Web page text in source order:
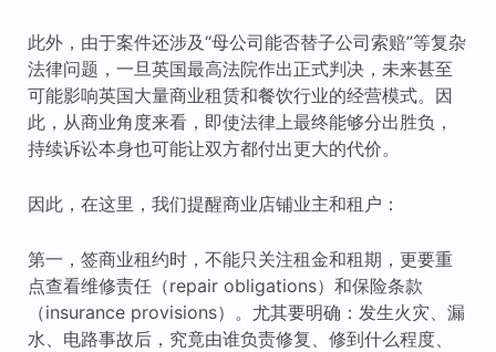
此外，由于案件还涉及“母公司能否替子公司索赔”等复杂
法律问题，一旦英国最高法院作出正式判决，未来甚至
可能影响英国大量商业租赁和餐饮行业的经营模式。因
此，从商业角度来看，即使法律上最终能够分出胜负，
持续诉讼本身也可能让双方都付出更大的代价。
因此，在这里，我们提醒商业店铺业主和租户：
第一，签商业租约时，不能只关注租金和租期，更要重
点查看维修责任（repair obligations）和保险条款
（insurance provisions）。尤其要明确：发生火灾、漏
水、电路事故后，究竟由谁负责修复、修到什么程度、